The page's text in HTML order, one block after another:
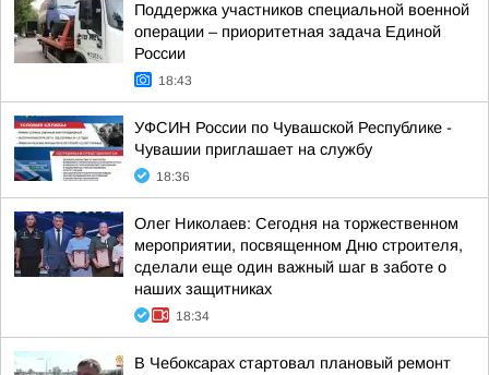
Поддержка участников специальной военной
операции – приоритетная задача Единой
России
18:43
УФСИН России по Чувашской Республике -
Чувашии приглашает на службу
18:36
Олег Николаев: Сегодня на торжественном
мероприятии, посвященном Дню строителя,
сделали еще один важный шаг в заботе о
наших защитниках
18:34
В Чебоксарах стартовал плановый ремонт